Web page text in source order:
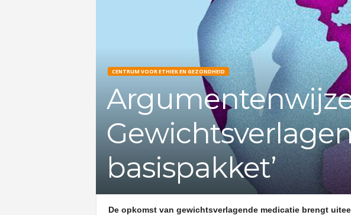
r
f
v
CENTRUM VOOR ETHIEK EN GEZONDHEID
basispakket’
De opkomst van gewichtsverlagende medicatie brengt